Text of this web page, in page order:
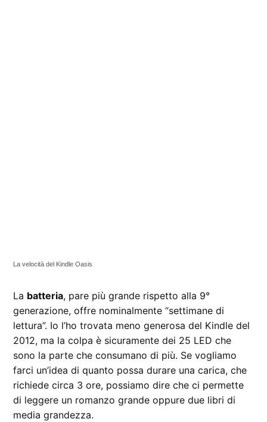
La velocità del Kindle Oasis
La batteria, pare più grande rispetto alla 9°
generazione, offre nominalmente “settimane di
lettura”. Io l’ho trovata meno generosa del Kindle del
2012, ma la colpa è sicuramente dei 25 LED che
sono la parte che consumano di più. Se vogliamo
farci un’idea di quanto possa durare una carica, che
richiede circa 3 ore, possiamo dire che ci permette
di leggere un romanzo grande oppure due libri di
media grandezza.